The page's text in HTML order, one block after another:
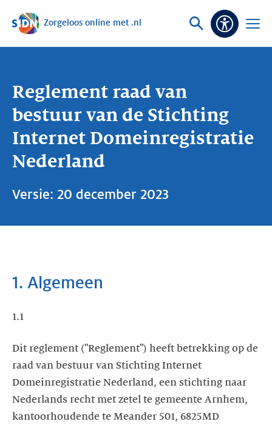
Sla navigatie over
Zorgeloos online met .nl
Vraag
Open
Reglement raad van
bestuur van de Stichting
Internet Domeinregistratie
Nederland
Versie: 20 december 2023
1. Algemeen
1.1
Dit reglement ("Reglement") heeft betrekking op de
raad van bestuur van Stichting Internet
Domeinregistratie Nederland, een stichting naar
Nederlands recht met zetel te gemeente Arnhem,
kantoorhoudende te Meander 501, 6825MD